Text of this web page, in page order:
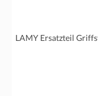
LAMY Ersatzteil